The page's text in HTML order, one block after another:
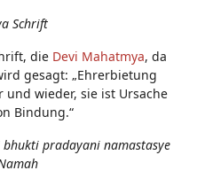
Schrift
die Devi Mahatmya, da
gesagt: „Ehrerbietung
wieder, sie ist Ursache
Bindung.“
bhukti pradayani namastasye